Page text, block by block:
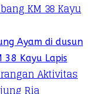
Ayam di dusun
38 Kayu Lapis